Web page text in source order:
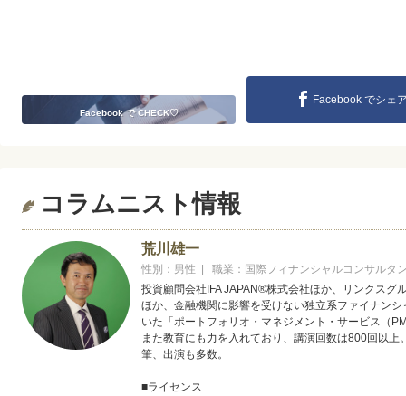
Facebook で CHECK♡
Facebook でシェ
コラムニスト情報
荒川雄一
性別：男性 | 職業：国際フィナンシャルコンサルタ
投資顧問会社IFA JAPAN®株式会社ほか、リンクスグ
ほか、金融機関に影響を受けない独立系ファイナン
いた「ポートフォリオ・マネジメント・サービス（
また教育にも力を入れており、講演回数は800回以
筆、出演も多数。
■ライセンス